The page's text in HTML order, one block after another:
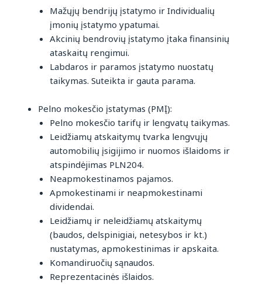
Mažųjų bendrijų įstatymo ir Individualių
įmonių įstatymo ypatumai.
Akcinių bendrovių įstatymo įtaka finansinių
ataskaitų rengimui.
Labdaros ir paramos įstatymo nuostatų
taikymas. Suteikta ir gauta parama.
Pelno mokesčio įstatymas (PMĮ):
Pelno mokesčio tarifų ir lengvatų taikymas.
Leidžiamų atskaitymų tvarka lengvųjų
automobilių įsigijimo ir nuomos išlaidoms ir
atspindėjimas PLN204.
Neapmokestinamos pajamos.
Apmokestinami ir neapmokestinami
dividendai.
Leidžiamų ir neleidžiamų atskaitymų
(baudos, delspinigiai, netesybos ir kt.)
nustatymas, apmokestinimas ir apskaita.
Komandiruočių sąnaudos.
Reprezentacinės išlaidos.